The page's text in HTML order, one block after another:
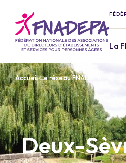
La
Accueil Le réseau FNADEPA
Deux-